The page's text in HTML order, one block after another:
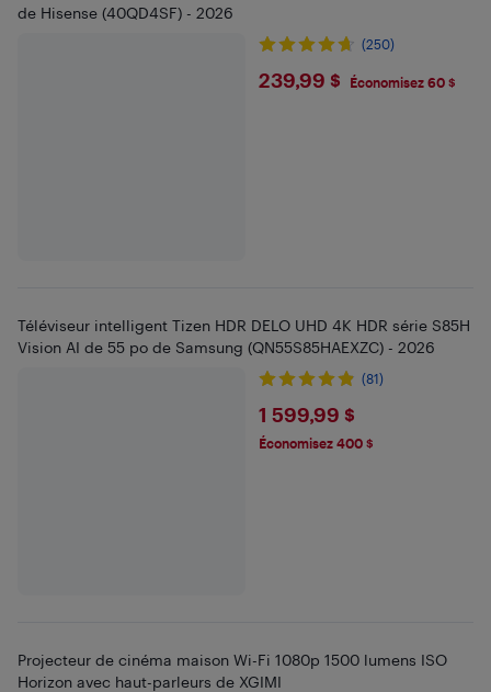
de Hisense (40QD4SF) - 2026
(250)
$239.99
239,99 $ Économisez 60 $
Téléviseur intelligent Tizen HDR DELO UHD 4K HDR série S85H
Vision AI de 55 po de Samsung (QN55S85HAEXZC) - 2026
(81)
$1599.99
1 599,99 $
Économisez 400 $
Projecteur de cinéma maison Wi-Fi 1080p 1500 lumens ISO
Horizon avec haut-parleurs de XGIMI